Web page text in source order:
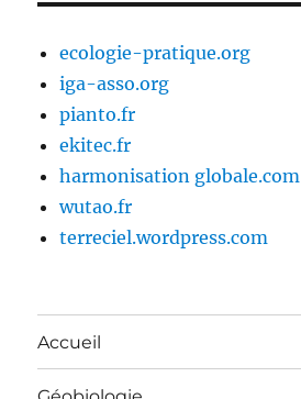
ecologie-pratique.org
iga-asso.org
pianto.fr
ekitec.fr
harmonisation globale.com
wutao.fr
terreciel.wordpress.com
Accueil